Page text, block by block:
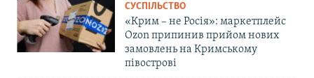
СУСПІЛЬСТВО
«Крим – не Росія»: маркетплейс
Ozon припинив прийом нових
замовлень на Кримському
півострові